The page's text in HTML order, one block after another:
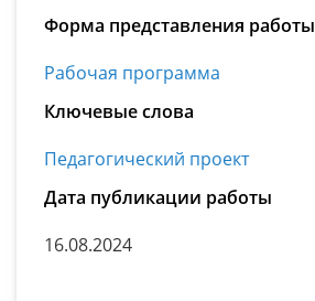
Форма представления работы
Рабочая программа
Ключевые слова
Педагогический проект
Дата публикации работы
16.08.2024